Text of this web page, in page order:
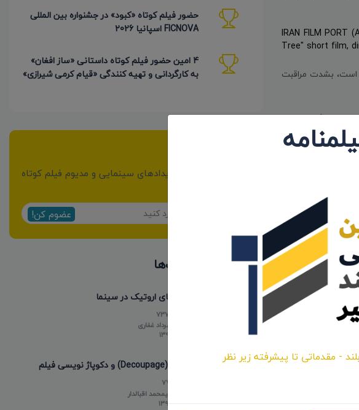
IRAN FILM
Tree" short film,
است، بشدت مراقبت
- دفتر سنندج،
طراحان گریم: اشکان
حبیبی و هیمن
حضور فیلم کوتاه «کبود» در جشنواره بین المللی
FICNOVA اسپانیا 2026
4 امین حضور فیلم کوتاه داستانی «ساز افغان»
به کارگردانی و تهیه کنندگی «قیام کرمی شیرازی»
از مهمترین اخبار و رویدادهای سینمایی و مدیوم فیلم کوتاه
عضوم کن!
پر بازدیدترین پست‌ها
فیلم های اروتیک در سینما
مهرداد غفاری
۱۳۹۸/۰۵/۱۵
دکوپاژ (Decoupage) و دکوپاژ نویسی فیلم
علیمحمد اقبالدار
۱۳۹۸/۰۵/۱۸
- مقدماتی تا پیشرفته زیر نظر